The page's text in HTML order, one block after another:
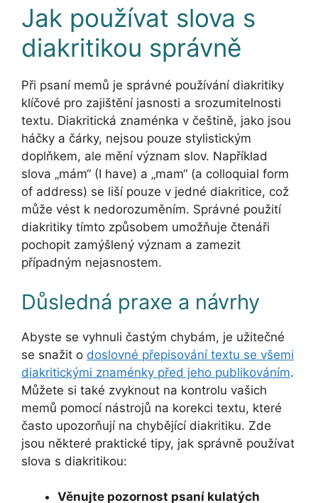
Jak používat slova s
diakritikou správně
Při psaní memů je správné používání diakritiky
klíčové pro zajištění jasnosti a srozumitelnosti
textu. Diakritická znaménka v češtině, jako jsou
háčky a čárky, nejsou pouze stylistickým
doplňkem, ale mění význam slov. Například
slova „mám“ (I have) a „mam“ (a colloquial form
of address) se liší pouze v jedné diakritice, což
může vést k nedorozuměním. Správné použití
diakritiky tímto způsobem umožňuje čtenáři
pochopit zamýšlený význam a zamezit
případným nejasnostem.
Důsledná praxe a návrhy
Abyste se vyhnuli častým chybám, je užitečné
se snažit o doslovné přepisování textu se všemi
diakritickými znaménky před jeho publikováním.
Můžete si také zvyknout na kontrolu vašich
memů pomocí nástrojů na korekci textu, které
často upozorňují na chybějící diakritiku. Zde
jsou některé praktické tipy, jak správně používat
slova s diakritikou:
Věnujte pozornost psaní kulatých